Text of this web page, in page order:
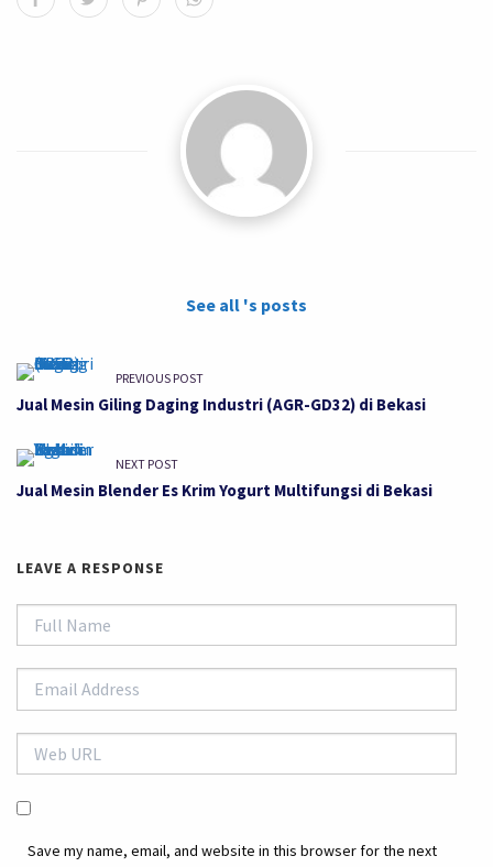
See all 's posts
PREVIOUS POST
Jual Mesin Giling Daging Industri (AGR-GD32) di Bekasi
NEXT POST
Jual Mesin Blender Es Krim Yogurt Multifungsi di Bekasi
LEAVE A RESPONSE
Save my name, email, and website in this browser for the next